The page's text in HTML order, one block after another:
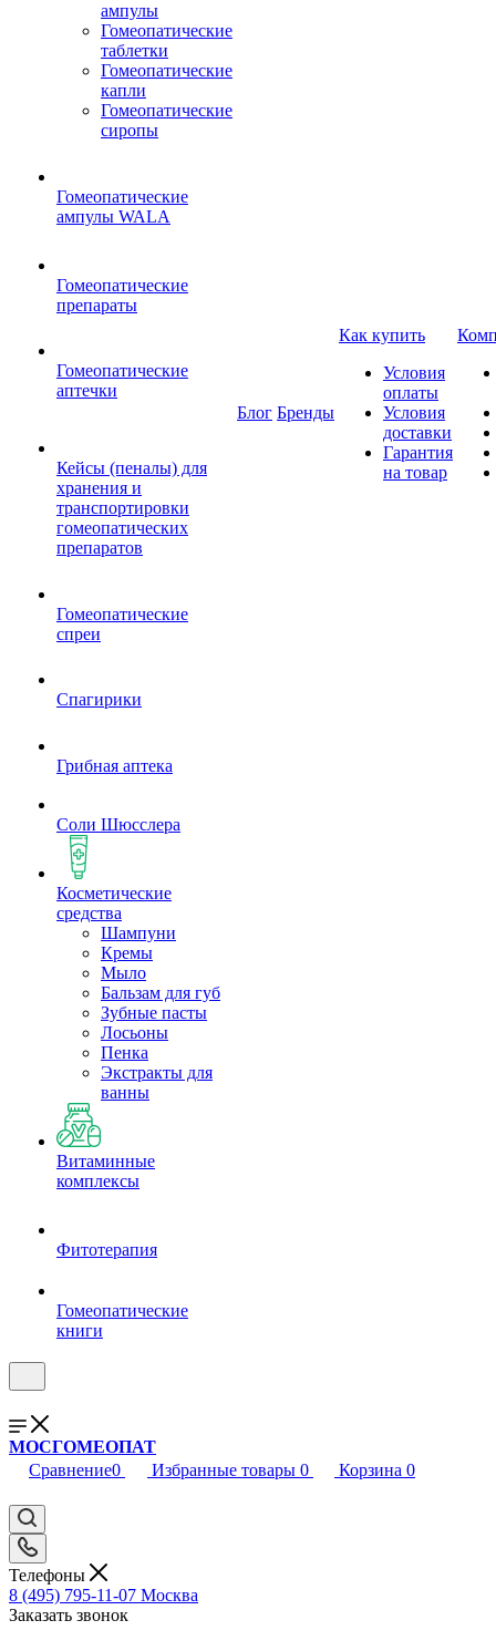
ампулы
Гомеопатические
таблетки
Гомеопатические
капли
Гомеопатические
сиропы
Гомеопатические
ампулы WALA
Гомеопатические
препараты
Гомеопатические
аптечки
Кейсы (пеналы) для
хранения и
транспортировки
гомеопатических
препаратов
Гомеопатические
спреи
Спагирики
Грибная аптека
Соли Шюсслера
Косметические
средства
Шампуни
Кремы
Мыло
Бальзам для губ
Зубные пасты
Лосьоны
Пенка
Экстракты для
ванны
Витаминные
комплексы
Фитотерапия
Гомеопатические
книги
Блог Бренды
Как купить
Условия
оплаты
Условия
доставки
Гарантия
на товар
МОСГОМЕОПАТ
Сравнение0 Избранные товары 0 Корзина 0
Телефоны
8 (495) 795-11-07 Москва
Заказать звонок